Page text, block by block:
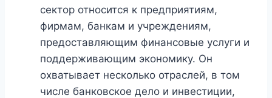
сектор относится к предприятиям,
фирмам, банкам и учреждениям,
предоставляющим финансовые услуги и
поддерживающим экономику. Он
охватывает несколько отраслей, в том
числе банковское дело и инвестиции,